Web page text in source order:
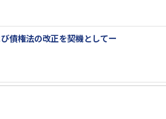
債権法の改正を契機としてー